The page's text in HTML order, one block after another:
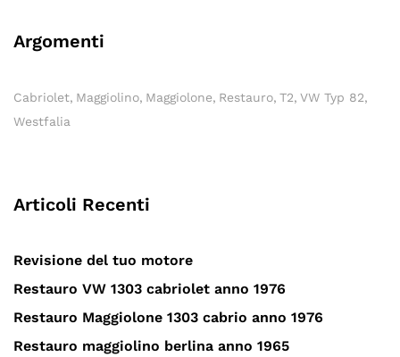
Argomenti
Cabriolet Maggiolino Maggiolone Restauro T2 VW Typ 82
Westfalia
Articoli Recenti
Revisione del tuo motore
Restauro VW 1303 cabriolet anno 1976
Restauro Maggiolone 1303 cabrio anno 1976
Restauro maggiolino berlina anno 1965